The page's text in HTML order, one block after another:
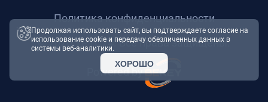
© 2026 ТРТС24. Все права защищены.
Powered by
Политика конфиденциальности
Продолжая использовать сайт, вы подтверждаете согласие на
использование cookie и передачу обезличенных данных в
системы веб-аналитики.
ХОРОШО